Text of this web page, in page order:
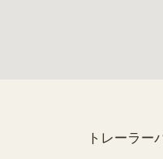
トレーラー